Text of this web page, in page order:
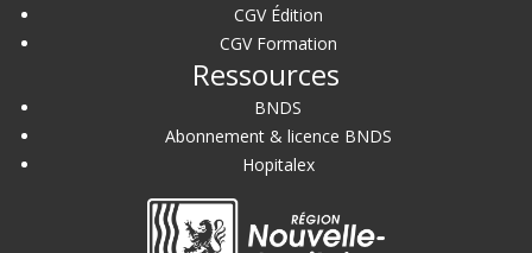
CGV Édition
CGV Formation
Ressources
BNDS
Abonnement & licence BNDS
Hopitalex